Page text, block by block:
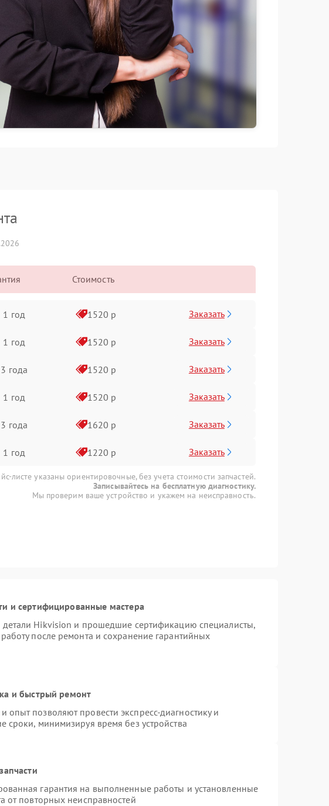
Стоимость
1 год 1520 р Заказать
1 год 1520 р Заказать
3 года 1520 р Заказать
1 год 1520 р Заказать
3 года 1620 р Заказать
1 год 1220 р Заказать
листе указаны ориентировочные, без учета стоимости запчастей.
Записывайтесь на бесплатную диагностику.
Мы проверим ваше устройство и укажем на неисправность.
и сертифицированные мастера
детали Hikvision и прошедшие сертификацию специалисты,
после ремонта и сохранение гарантийных
и быстрый ремонт
позволяют провести экспресс-диагностику и
сроки, минимизируя время без устройства
гарантия на выполненные работы и установленные
от повторных неисправностей